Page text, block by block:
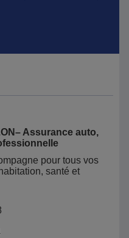
Assurance auto,
pour tous vos
santé et